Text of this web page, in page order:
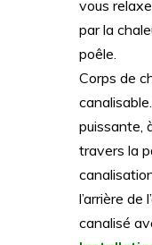
vous
par la
poêle.
Corps de
puissante,
travers la
l’arrière de
canalisé